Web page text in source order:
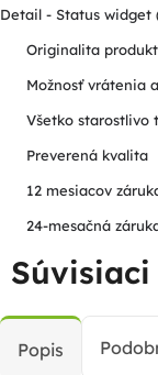
Detail - Status widget
Originalita
Možnosť vrátenia
Všetko starostlivo
Preverená kvalita
12 mesiacov
24-mesačná
Popis